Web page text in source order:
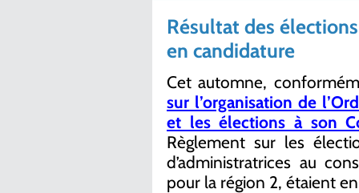
Résultat des
en candidature
Cet automne,
sur l’organisation de
et les élections à son
Règlement sur les
d’administratrices au
pour la région 2, étaient